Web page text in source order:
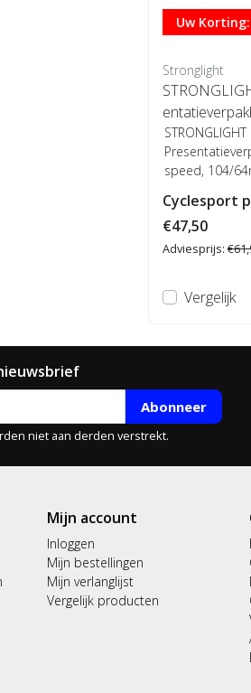
Uw
Stronglight
eed, 104/
speed, 104/
Cyclesport
€47,50
Adviesprijs:
Vergelijk
Abonneer
niet aan derden verstrekt.
Mijn account
Inloggen
Mijn bestellingen
Mijn verlanglijst
Vergelijk producten